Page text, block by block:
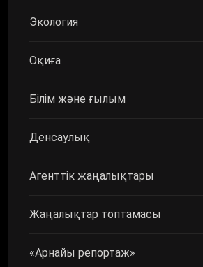
Экология
Оқиға
Білім және ғылым
Денсаулық
Агенттік жаңалықтары
Жаңалықтар топтамасы
«Арнайы репортаж»